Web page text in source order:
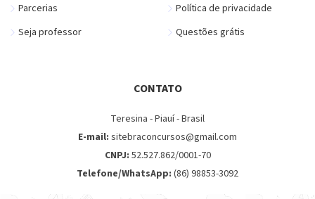
Parcerias
Seja professor
Política de privacidade
Questões grátis
CONTATO
Teresina - Piauí - Brasil
E-mail: sitebraconcursos@gmail.com
CNPJ: 52.527.862/0001-70
Telefone/WhatsApp: (86) 98853-3092